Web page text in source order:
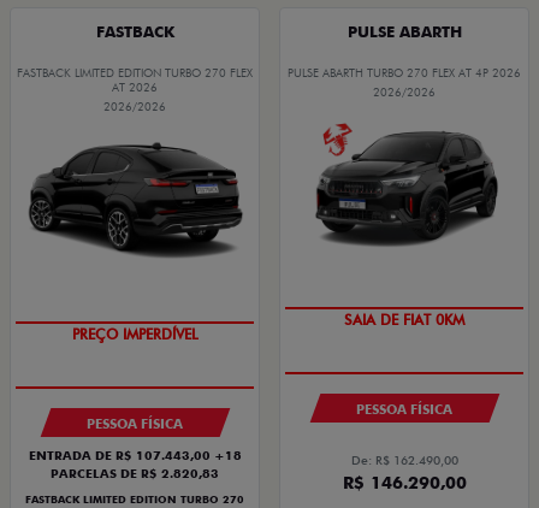
FASTBACK
FASTBACK LIMITED EDITION TURBO 270 FLEX
AT 2026
2026/2026
PREÇO IMPERDÍVEL
PESSOA FÍSICA
ENTRADA DE R$ 107.443,00 +18
PARCELAS DE R$ 2.820,83
FASTBACK LIMITED EDITION TURBO 270
PULSE ABARTH
PULSE ABARTH TURBO 270 FLEX AT 4P 2026
2026/2026
SAIA DE FIAT 0KM
PESSOA FÍSICA
De: R$ 162.490,00
R$ 146.290,00